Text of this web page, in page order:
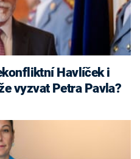
vyzvat Petra Pavla?